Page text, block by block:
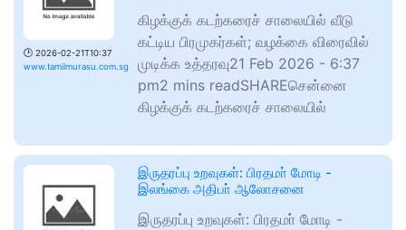
🕑 2026-02-21T10:37
www.tamilmurasu.com.sg
கிழக்குக் கடற்கரைச் சாலையில் வீடு
கட்டிய பிரமுகர்கள்; வழக்கை விரைவில்
முடிக்க உத்தரவு21 Feb 2026 - 6:37
pm2 mins readSHAREசென்னை
கிழக்குக் கடற்கரைச் சாலையில்
இருதரப்பு உறவுகள்: பிரதமா் மோடி -
இலங்கை அதிபா் ஆலோசனை
இருதரப்பு உறவுகள்: பிரதமா் மோடி -